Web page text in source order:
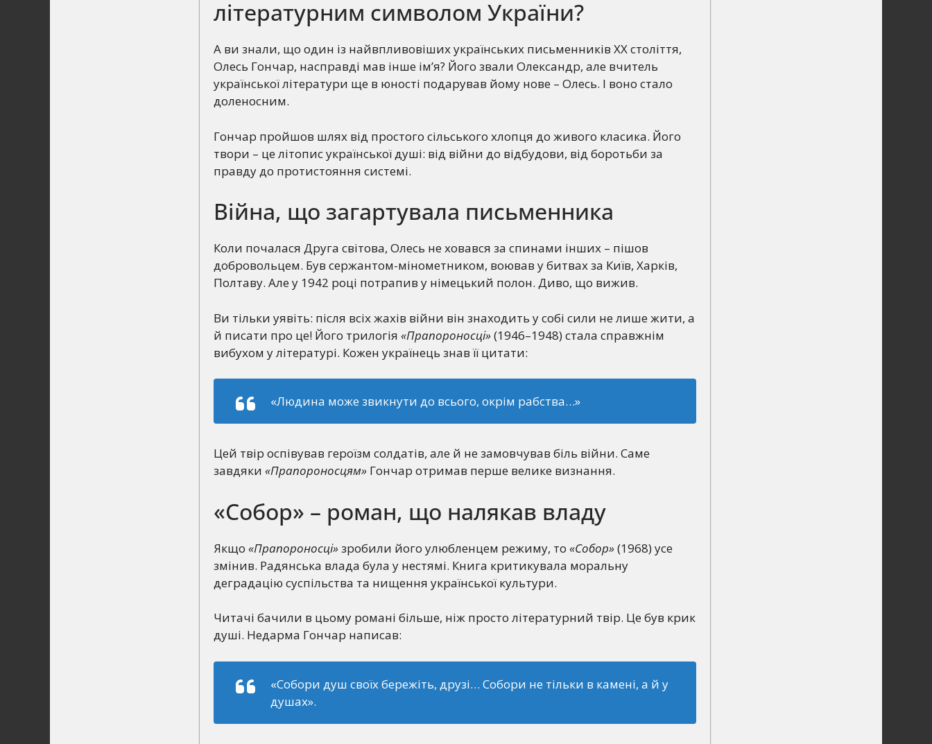
літературним символом України?
А ви знали, що один із найвпливовіших українських письменників ХХ століття,
Олесь Гончар, насправді мав інше ім’я? Його звали Олександр, але вчитель
української літератури ще в юності подарував йому нове – Олесь. І воно стало
доленосним.
Гончар пройшов шлях від простого сільського хлопця до живого класика. Його
твори – це літопис української душі: від війни до відбудови, від боротьби за
правду до протистояння системі.
Війна, що загартувала письменника
Коли почалася Друга світова, Олесь не ховався за спинами інших – пішов
добровольцем. Був сержантом-мінометником, воював у битвах за Київ, Харків,
Полтаву. Але у 1942 році потрапив у німецький полон. Диво, що вижив.
Ви тільки уявіть: після всіх жахів війни він знаходить у собі сили не лише жити, а
й писати про це! Його трилогія «Прапороносці»(1946–1948) стала справжнім
вибухом у літературі. Кожен українець знав її цитати:
«Людина може звикнути до всього, окрім рабства…»
Цей твір оспівував героїзм солдатів, але й не замовчував біль війни. Саме
завдяки «Прапороносцям» Гончар отримав перше велике визнання.
«Собор» – роман, що налякав владу
Якщо «Прапороносці»зробили його улюбленцем режиму, то «Собор»(1968) усе
змінив. Радянська влада була у нестямі. Книга критикувала моральну
деградацію суспільства та нищення української культури.
Читачі бачили в цьому романі більше, ніж просто літературний твір. Це був крик
душі. Недарма Гончар написав:
«Собори душ своїх бережіть, друзі… Собори не тільки в камені, а й у
душах».